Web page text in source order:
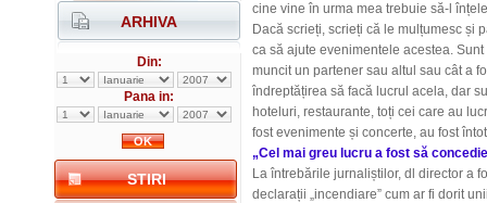
ARHIVA
Din:
Pana in:
STIRI
cine vine în urma mea trebuie să-l
Dacă scrieți, scrieți că le mulțumesc și
ca să ajute evenimentele acestea.
muncit un partener sau altul sau cât a
îndreptățirea să facă lucrul acela, dar
hoteluri, restaurante, toți cei care au
fost evenimente și concerte, au fost
„Cel mai greu lucru a fost să
La întrebările jurnaliștilor, dl director a
declarații „incendiare” cum ar fi dorit